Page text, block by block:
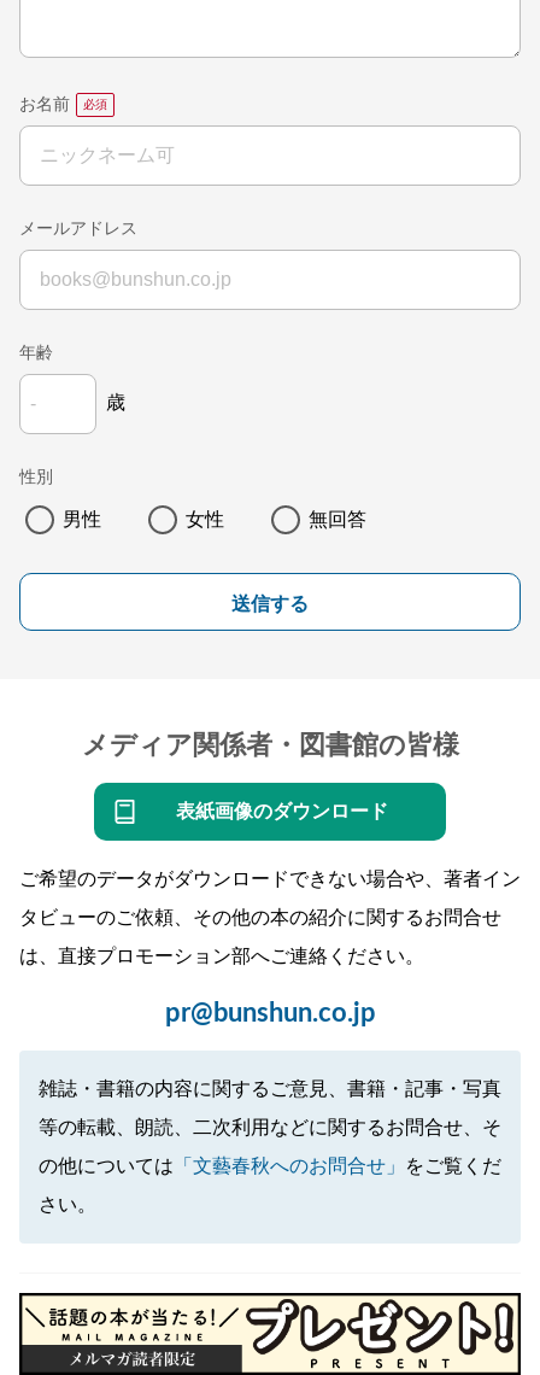
お名前
メールアドレス
年齢
歳
性別
男性 女性 無回答
送信する
メディア関係者・図書館の皆様
表紙画像のダウンロード
ご希望のデータがダウンロードできない場合や、著者イン
タビューのご依頼、その他の本の紹介に関するお問合せ
は、直接プロモーション部へご連絡ください。
pr@bunshun.co.jp
雑誌・書籍の内容に関するご意見、書籍・記事・写真
等の転載、朗読、二次利用などに関するお問合せ、そ
の他については 「文藝春秋へのお問合せ」
をご覧くだ
さい。